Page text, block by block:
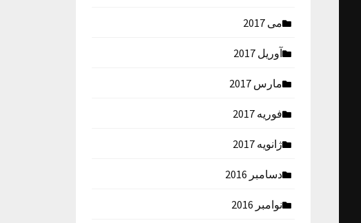
می 2017
آوریل 2017
مارس 2017
فوریه 2017
ژانویه 2017
دسامبر 2016
نوامبر 2016